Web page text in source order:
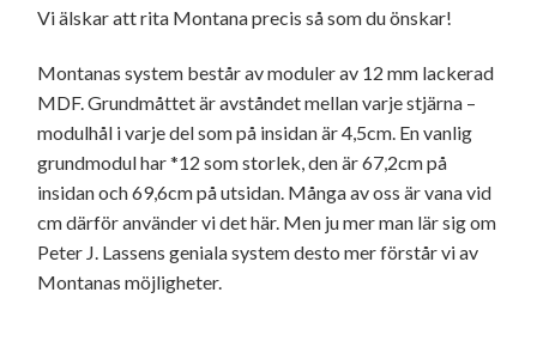
Vi älskar att rita Montana precis så som du önskar!
Montanas system består av moduler av 12 mm lackerad
MDF. Grundmåttet är avståndet mellan varje stjärna –
modulhål i varje del som på insidan är 4,5cm. En vanlig
grundmodul har *12 som storlek, den är 67,2cm på
insidan och 69,6cm på utsidan. Många av oss är vana vid
cm därför använder vi det här. Men ju mer man lär sig om
Peter J. Lassens geniala system desto mer förstår vi av
Montanas möjligheter.